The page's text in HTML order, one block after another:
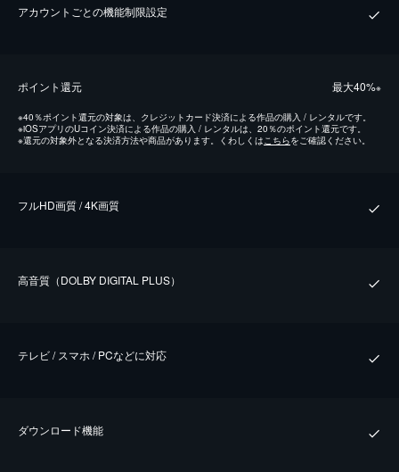
アカウントごとの機能制限設定
ポイント還元 最⼤40%※
※40％ポイント還元の対象は、クレジットカード決済による作品の購入 / レンタルです。
※iOSアプリのUコイン決済による作品の購入 / レンタルは、20％のポイント還元です。
※還元の対象外となる決済方法や商品があります。くわしくは こちらをご確認ください。
フルHD画質 / 4K画質
⾼⾳質（DOLBY DIGITAL PLUS）
テレビ / スマホ / PCなどに対応
ダウンロード機能